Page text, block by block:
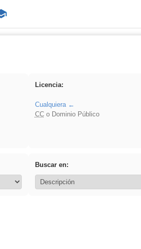
Licencia:
Cualquiera
CCo Dominio Público
Buscar en: